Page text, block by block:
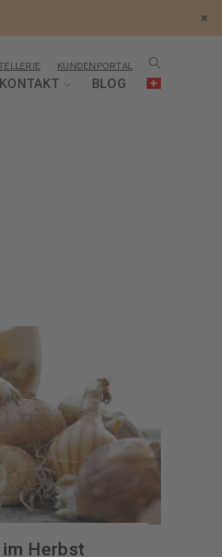
×
KUNDENPORTAL
KONTAKT BLOG
im Herbst